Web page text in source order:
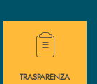
immediata?
Hai bisogno di
TRASPARENZA